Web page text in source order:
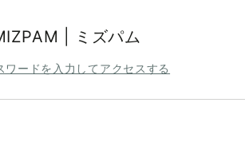
| ミズパム
ワードを入力してアクセスする